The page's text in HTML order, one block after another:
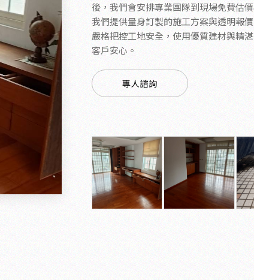
後，我們會安排專業團隊到現場免費估
我們提供量身訂製的施工方案與透明報
嚴格把控工地安全，使用優質建材與精
客戶安心。
專人諮詢